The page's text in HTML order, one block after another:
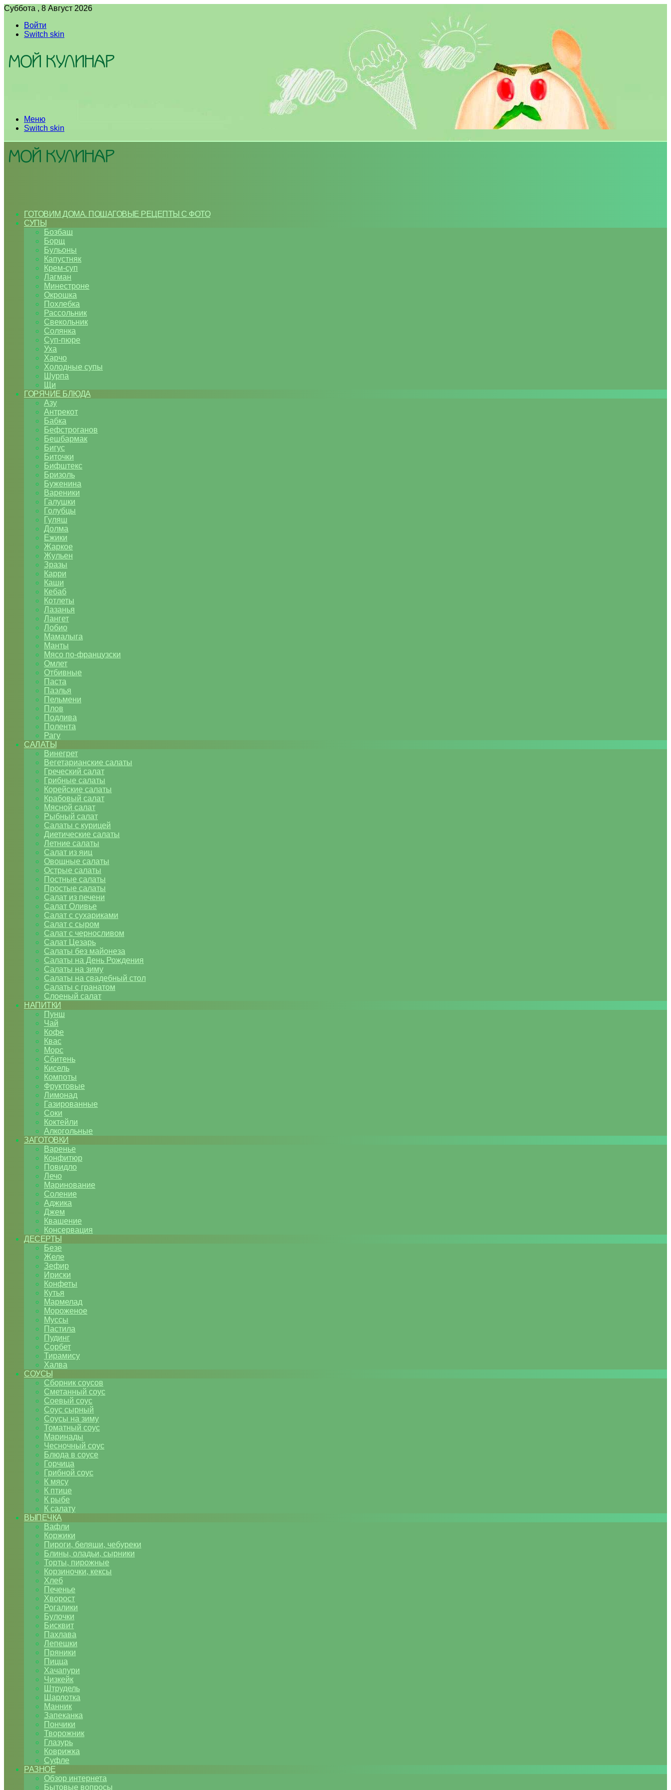
Суббота , 8 Август 2026
Войти
Switch skin
Меню
Switch skin
ГОТОВИМ ДОМА. ПОШАГОВЫЕ РЕЦЕПТЫ С ФОТО
СУПЫ
Бозбаш
Борщ
Бульоны
Капустняк
Крем-суп
Лагман
Минестроне
Окрошка
Похлебка
Рассольник
Свекольник
Солянка
Суп-пюре
Уха
Харчо
Холодные супы
Шурпа
Щи
ГОРЯЧИЕ БЛЮДА
Азу
Антрекот
Бабка
Бефстроганов
Бешбармак
Бигус
Биточки
Бифштекс
Бризоль
Буженина
Вареники
Галушки
Голубцы
Гуляш
Долма
Ежики
Жаркое
Жульен
Зразы
Карри
Каши
Кебаб
Котлеты
Лазанья
Лангет
Лобио
Мамалыга
Манты
Мясо по-французски
Омлет
Отбивные
Паста
Паэлья
Пельмени
Плов
Подлива
Полента
Рагу
САЛАТЫ
Винегрет
Вегетарианские салаты
Греческий салат
Грибные салаты
Корейские салаты
Крабовый салат
Мясной салат
Рыбный салат
Салаты с курицей
Диетические салаты
Летние салаты
Салат из яиц
Овощные салаты
Острые салаты
Постные салаты
Простые салаты
Салат из печени
Салат Оливье
Салат с сухариками
Салат с сыром
Салат с черносливом
Салат Цезарь
Салаты без майонеза
Салаты на День Рождения
Салаты на зиму
Салаты на свадебный стол
Салаты с гранатом
Слоеный салат
НАПИТКИ
Пунш
Чай
Кофе
Квас
Морс
Сбитень
Кисель
Компоты
Фруктовые
Лимонад
Газированные
Соки
Коктейли
Алкогольные
ЗАГОТОВКИ
Варенье
Конфитюр
Повидло
Лечо
Маринование
Соление
Аджика
Джем
Квашение
Консервация
ДЕСЕРТЫ
Безе
Желе
Зефир
Ириски
Конфеты
Кутья
Мармелад
Мороженое
Муссы
Пастила
Пудинг
Сорбет
Тирамису
Халва
СОУСЫ
Сборник соусов
Сметанный соус
Соевый соус
Соус сырный
Соусы на зиму
Томатный соус
Маринады
Чесночный соус
Блюда в соусе
Горчица
Грибной соус
К мясу
К птице
К рыбе
К салату
ВЫПЕЧКА
Вафли
Коржики
Пироги, беляши, чебуреки
Блины, оладьи, сырники
Торты, пирожные
Корзиночки, кексы
Хлеб
Печенье
Хворост
Рогалики
Булочки
Бисквит
Пахлава
Лепешки
Пряники
Пицца
Хачапури
Чизкейк
Штрудель
Шарлотка
Манник
Запеканка
Пончики
Творожник
Глазурь
Коврижка
Суфле
РАЗНОЕ
Обзор интернета
Бытовые вопросы